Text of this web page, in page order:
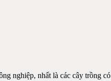
nghiệp, nhất là các cây trồng có